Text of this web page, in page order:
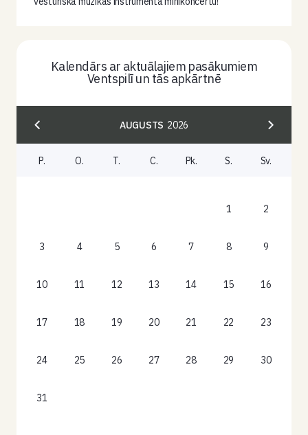
Kalendārs ar aktuālajiem pasākumiem
Ventspilī un tās apkārtnē
AUGUSTS 2026
P. O. T. C. Pk. S. Sv.
1 2
3 4 5 6 7 8 9
10 11 12 13 14 15 16
17 18 19 20 21 22 23
24 25 26 27 28 29 30
31